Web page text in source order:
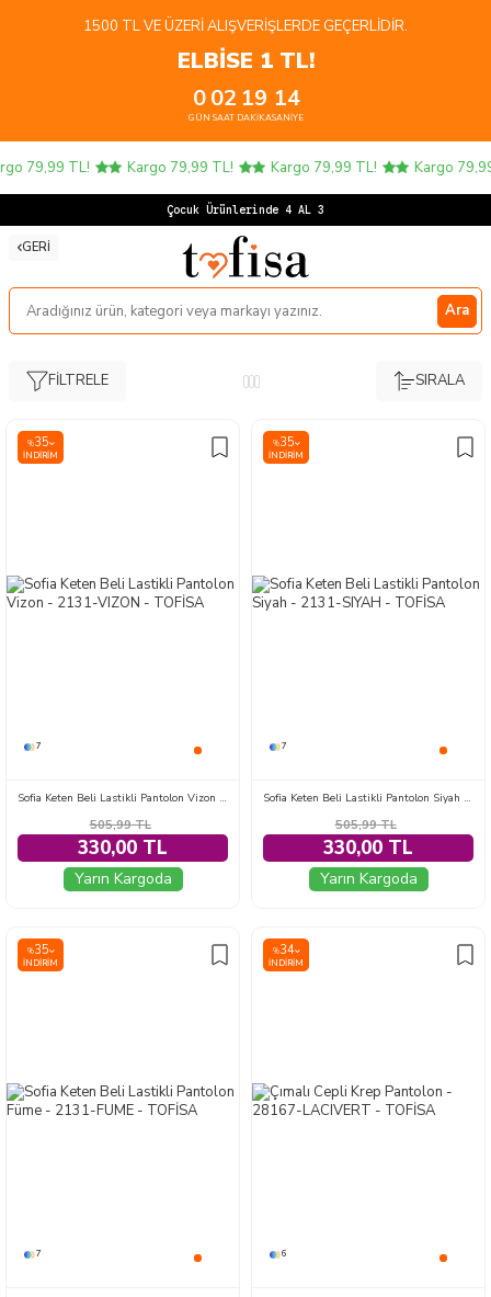
1500 TL VE ÜZERI ALIŞVERIŞLERDE GEÇERLIDIR.
ELBİSE 1 TL!
0
GÜN
02
SAAT
19
DAKIKA
13
SANIYE
79,99 TL! Kargo 79,99 TL! Kargo 79,99 TL! Kargo
Çocuk Ürünlerinde 4 AL 3 ÖDE!
GERI
Ara
FILTRELE SIRALA
%35
İNDIRIM
7
Sofia Keten Beli Lastikli Pantolon Vizon - 2131-VIZON
505,99TL
330,00 TL
Yarın Kargoda
%35
İNDIRIM
7
Sofia Keten Beli Lastikli Pantolon Siyah - 2131-SIYAH
505,99TL
330,00 TL
Yarın Kargoda
%35
İNDIRIM
7
%34
İNDIRIM
6